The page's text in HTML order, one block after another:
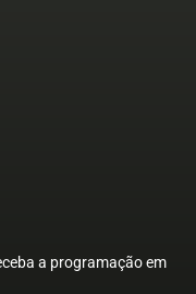
a programação em